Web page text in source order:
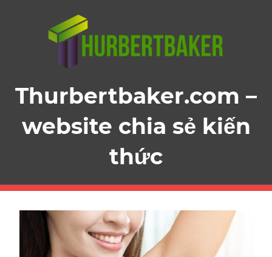
Thurbertbaker.com –
website chia sẻ kiến
thức